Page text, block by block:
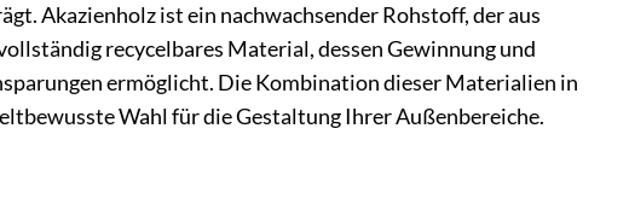
Akazienholz ist ein nachwachsender Rohstoff, der aus
recycelbares Material, dessen Gewinnung und
ermöglicht. Die Kombination dieser Materialien in
Wahl für die Gestaltung Ihrer Außenbereiche.